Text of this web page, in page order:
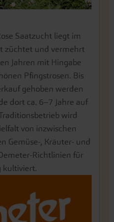
Saatzucht liegt im
züchtet und vermehrt
Jahren mit Hingabe
Pfingstrosen. Bis
gehoben werden
dort ca. 6–7 Jahre auf
wird
von inzwischen
Gemüse-, Kräuter- und
Richtlinien für
kultiviert.